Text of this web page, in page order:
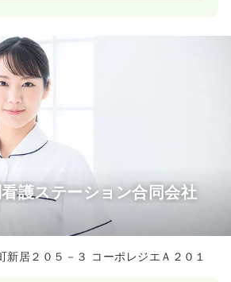
護ステーション合同会社
新居２０５－３ コーポレジエＡ２０１